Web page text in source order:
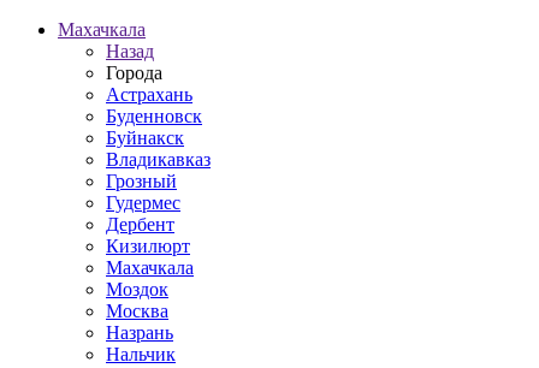
Махачкала
Назад
Города
Астрахань
Буденновск
Буйнакск
Владикавказ
Грозный
Гудермес
Дербент
Кизилюрт
Махачкала
Моздок
Москва
Назрань
Нальчик